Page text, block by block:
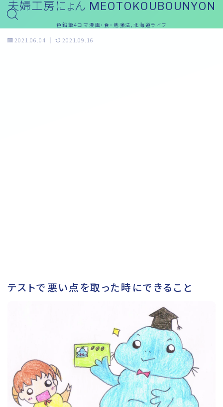
夫婦工房にょん MEOTOKOUBOUNYON
色鉛筆4コマ漫画・食・勉強法,北海道ライフ
2021.06.04 2021.09.16
テストで悪い点を取った時にできること